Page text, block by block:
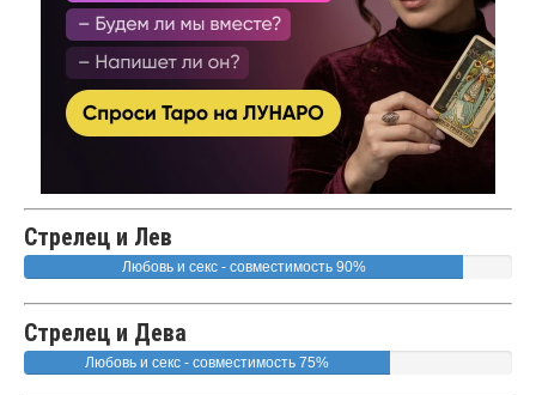
Стрелец и Лев
Любовь и секс - совместимость 90%
Стрелец и Дева
Любовь и секс - совместимость 75%